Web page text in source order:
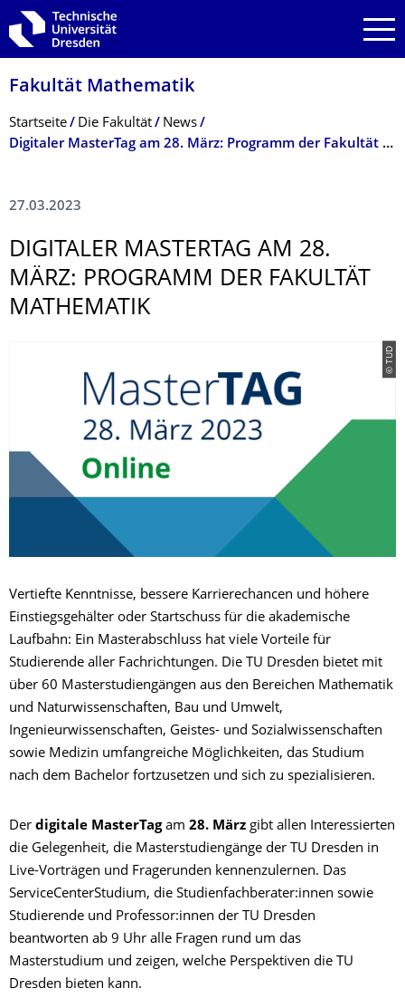
Zur Hauptnavigation springen
Zur Suche springen
Zum Inhalt springen
Fakultät Mathematik
Breadcrumb-Menü
Startseite Die Fakultät
News
Digitaler MasterTag am 28. März: Programm der Fakultät Mathematik
27.03.2023
DIGITALER MASTERTAG AM 28.
MÄRZ: PROGRAMM DER FAKULTÄT
MATHEMATIK
© TUD
Vertiefte Kenntnisse, bessere Karrierechancen und höhere
Einstiegsgehälter oder Startschuss für die akademische
Laufbahn: Ein Masterabschluss hat viele Vorteile für
Studierende aller Fachrichtungen. Die TU Dresden bietet mit
über 60 Masterstudiengängen aus den Bereichen Mathematik
und Naturwissenschaften, Bau und Umwelt,
Ingenieurwissenschaften, Geistes- und Sozialwissenschaften
sowie Medizin umfangreiche Möglichkeiten, das Studium
nach dem Bachelor fortzusetzen und sich zu spezialisieren.
Der digitale MasterTag am 28. März gibt allen Interessierten
die Gelegenheit, die Masterstudiengänge der TU Dresden in
Live-Vorträgen und Fragerunden kennenzulernen. Das
ServiceCenterStudium, die Studienfachberater:innen sowie
Studierende und Professor:innen der TU Dresden
beantworten ab 9 Uhr alle Fragen rund um das
Masterstudium und zeigen, welche Perspektiven die TU
Dresden bieten kann.